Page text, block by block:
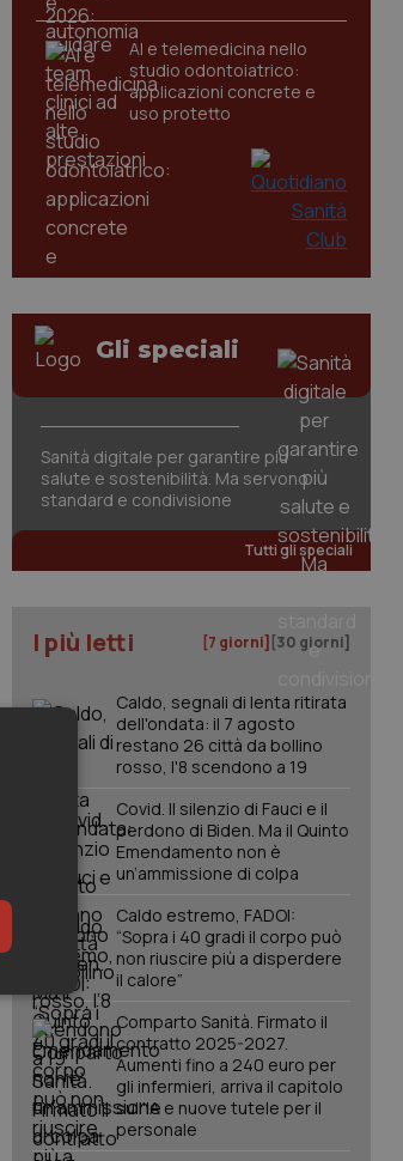
AI e telemedicina nello
studio odontoiatrico:
applicazioni concrete e
uso protetto
Gli speciali
Sanità digitale per garantire più
salute e sostenibilità. Ma servono
standard e condivisione
Tutti gli speciali
I più letti [7 giorni] [30 giorni]
Caldo, segnali di lenta ritirata
dell'ondata: il 7 agosto
restano 26 città da bollino
rosso, l'8 scendono a 19
Covid. Il silenzio di Fauci e il
perdono di Biden. Ma il Quinto
Emendamento non è
un’ammissione di colpa
Caldo estremo, FADOI:
“Sopra i 40 gradi il corpo può
non riuscire più a disperdere
il calore”
Comparto Sanità. Firmato il
contratto 2025-2027.
Aumenti fino a 240 euro per
gli infermieri, arriva il capitolo
sull'IA e nuove tutele per il
personale